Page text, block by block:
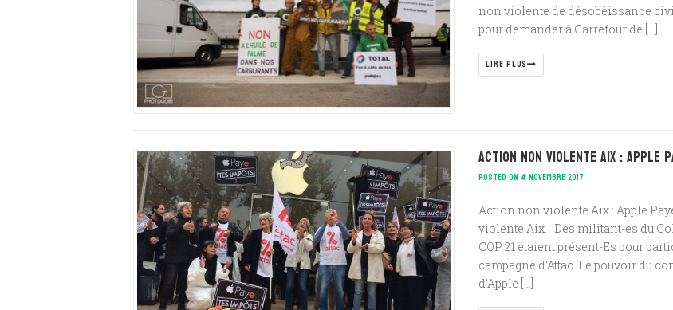
non violente de désobéissance
pour demander à Carrefour de […]
LIRE PLUS
Action non violente Aix : Apple
POSTED ON 4 NOVEMBRE 2017
Action non violente Aix : Apple
violente Aix. Des militant-es du
COP 21 étaient présent-Es pour
campagne d’Attac. Le pouvoir du
d’Apple […]